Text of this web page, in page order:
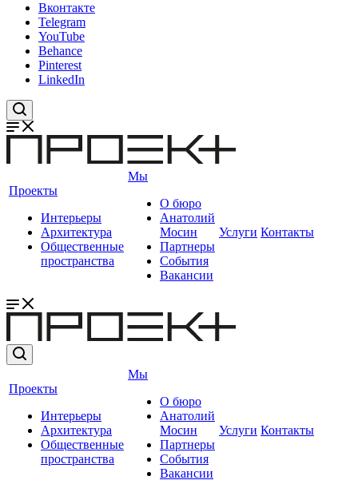
Вконтакте
Telegram
YouTube
Behance
Pinterest
LinkedIn
Проекты
Интерьеры
Архитектура
Общественные
пространства
Мы
О бюро
Анатолий
Мосин
Партнеры
События
Вакансии
Услуги Контакты
Проекты
Интерьеры
Архитектура
Общественные
пространства
Мы
О бюро
Анатолий
Мосин
Партнеры
События
Вакансии
Услуги Контакты